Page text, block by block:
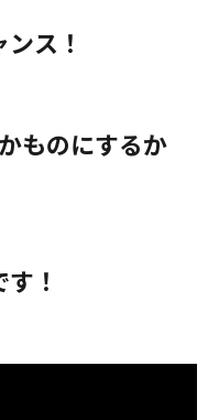
ス！
ものにするか
！